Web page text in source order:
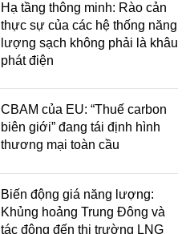
Hạ tầng thông minh: Rào cản
thực sự của các hệ thống năng
lượng sạch không phải là khâu
phát điện
CBAM của EU: “Thuế carbon
biên giới” đang tái định hình
thương mại toàn cầu
Biến động giá năng lượng:
Khủng hoảng Trung Đông và
tác động đến thị trường LNG